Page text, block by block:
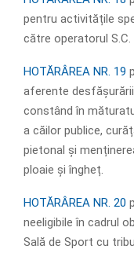
pentru activitățile
către operatorul S.C.
HOTĂRÂREA NR. 19
aferente
constând în
a căilor publice,
pietonal și
ploaie și îngheț.
HOTĂRÂREA NR. 20
neeligibile în cadrul
Sală de Sport cu